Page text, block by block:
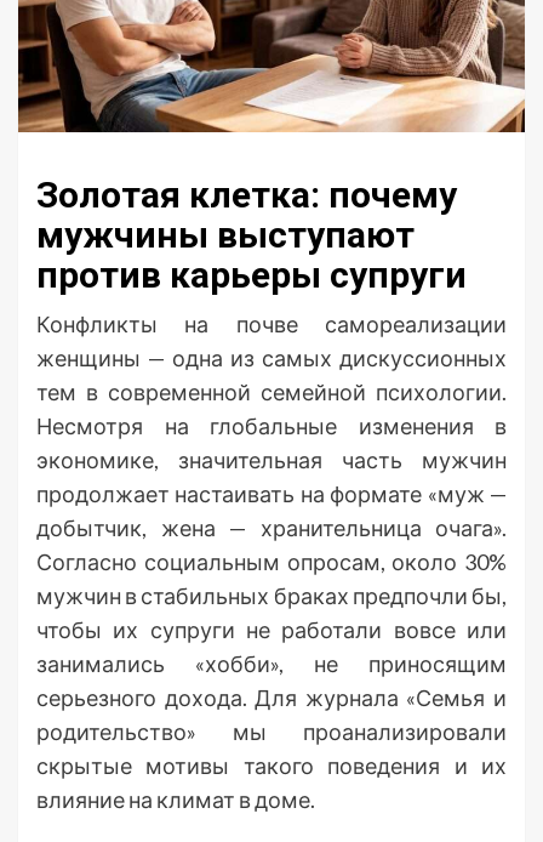
Золотая клетка: почему
мужчины выступают
против карьеры супруги
Конфликты на почве самореализации
женщины — одна из самых дискуссионных
тем в современной семейной психологии.
Несмотря на глобальные изменения в
экономике, значительная часть мужчин
продолжает настаивать на формате «муж —
добытчик, жена — хранительница очага».
Согласно социальным опросам, около 30%
мужчин в стабильных браках предпочли бы,
чтобы их супруги не работали вовсе или
занимались «хобби», не приносящим
серьезного дохода. Для журнала «Семья и
родительство» мы проанализировали
скрытые мотивы такого поведения и их
влияние на климат в доме.